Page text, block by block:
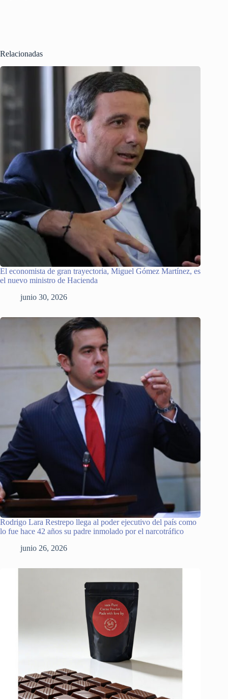
Relacionadas
El economista de gran trayectoria, Miguel Gómez Martínez, es
el nuevo ministro de Hacienda
junio 30, 2026
Rodrigo Lara Restrepo llega al poder ejecutivo del país como
lo fue hace 42 años su padre inmolado por el narcotráfico
junio 26, 2026